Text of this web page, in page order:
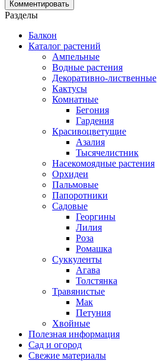
Разделы
Балкон
Каталог растений
Ампельные
Водные растения
Декоративно-лиственные
Кактусы
Комнатные
Бегония
Гардения
Красивоцветущие
Азалия
Тысячелистник
Насекомоядные растения
Орхидеи
Пальмовые
Папоротники
Садовые
Георгины
Лилия
Роза
Ромашка
Суккуленты
Агава
Толстянка
Травянистые
Мак
Петуния
Хвойные
Полезная информация
Сад и огород
Свежие материалы